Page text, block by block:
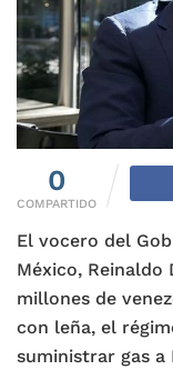
0
COMPARTIDO
El vocero del
México, Reinaldo
millones de
con leña, el
suministrar gas a